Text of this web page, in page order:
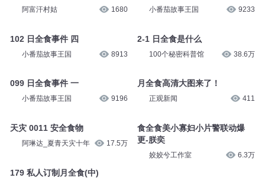
阿富汗村姑 1680
102 日全食事件 四
小番茄故事王国 8913
099 日全食事件 一
小番茄故事王国 9196
天灾 0011 安全食物
阿琳达_夏青天灾十年 17.5万
179 私人订制月全食(中)
小番茄故事王国 9233
2-1 日全食是什么
100个秘密科普馆 38.6万
月全食高清大图来了！
正观新闻 411
食全食美小寡妇小片警联动爆
更-朕奕
姣姣兮工作室 6.3万